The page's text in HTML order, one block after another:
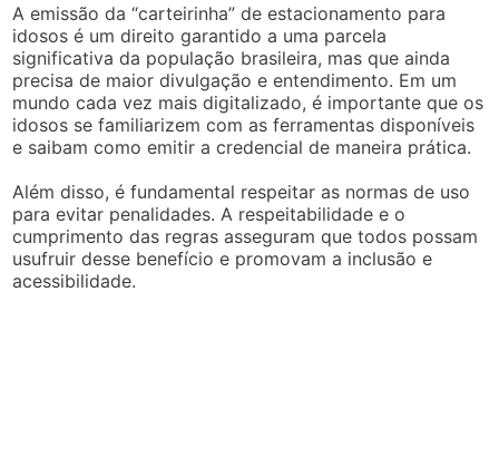
A emissão da “carteirinha” de estacionamento para
idosos é um direito garantido a uma parcela
significativa da população brasileira, mas que ainda
precisa de maior divulgação e entendimento. Em um
mundo cada vez mais digitalizado, é importante que os
idosos se familiarizem com as ferramentas disponíveis
e saibam como emitir a credencial de maneira prática.
Além disso, é fundamental respeitar as normas de uso
para evitar penalidades. A respeitabilidade e o
cumprimento das regras asseguram que todos possam
usufruir desse benefício e promovam a inclusão e
acessibilidade.